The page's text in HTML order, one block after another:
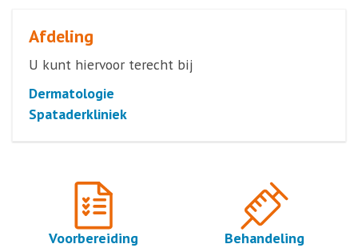
Afdeling
U kunt hiervoor terecht bij
Dermatologie
Spataderkliniek
Voorbereiding Behandeling